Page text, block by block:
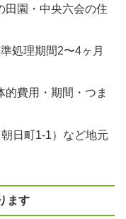
田園・中央六会の住
処理期間2〜4ヶ月
費用・期間・つま
日町1-1）など地元
ます